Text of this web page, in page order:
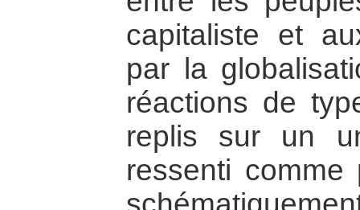
capitaliste et
par la
réactions de
replis sur un
ressenti comme